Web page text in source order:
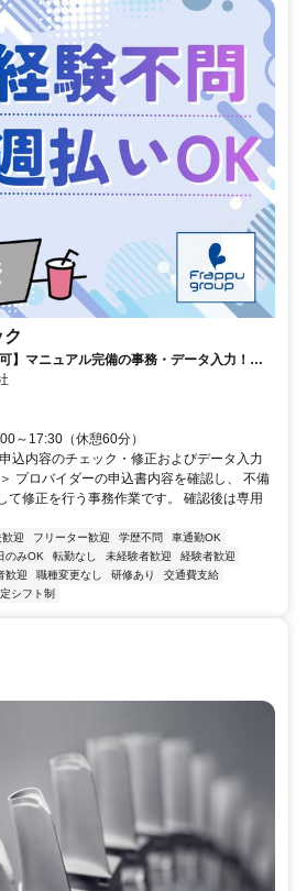
】マニュアル完備の事務・データ入力！女
内のみで新規電話なし！
～17:30（休憩60分）
込内容のチェック・修正およびデータ入力
プロバイダーの申込書内容を確認し、 不備
て修正を行う事務作業です。 確認後は専用
迎 フリーター歓迎 学歴不問
車通勤OK
のみOK 転勤なし 未経験者歓迎
経験者歓迎
歓迎 職種変更なし 研修あり
交通費支給
シフト制